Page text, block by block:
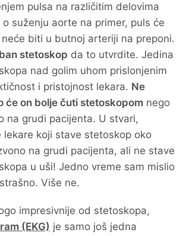
pulsa na različitim delovima
suženju aorte na primer, puls će
biti u butnoj arteriji na preponi.
stetoskop da to utvrdite. Jedina
nad golim uhom prislonjenim
i pristojnost lekara. Ne
će on bolje čuti stetoskopom nego
na grudi pacijenta. U stvari,
lekare koji stave stetoskop oko
na grudi pacijenta, ali ne stave
u uši! Jedno vreme sam mislio
Više ne.
impresivnije od stetoskopa,
(EKG) je samo još jedna